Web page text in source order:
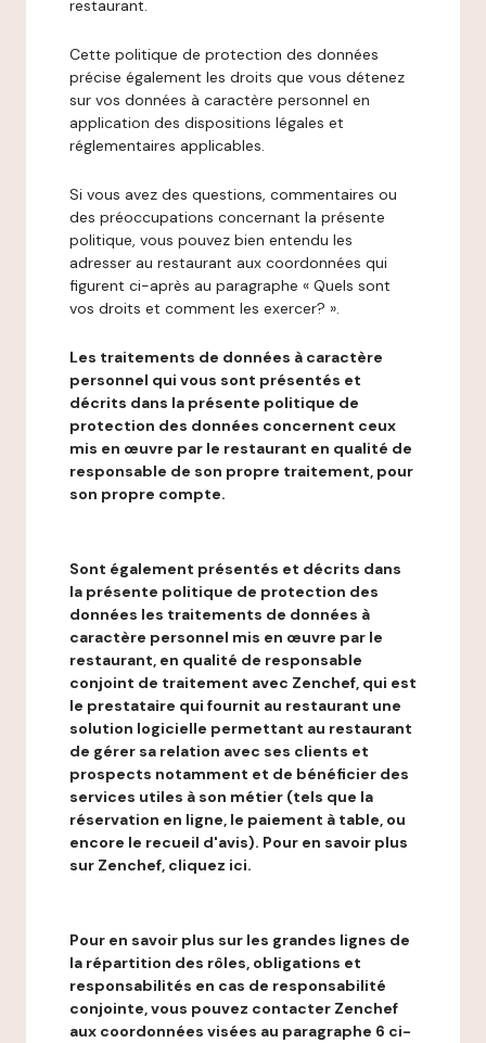
restaurant.
Cette politique de protection des données
précise également les droits que vous détenez
sur vos données à caractère personnel en
application des dispositions légales et
réglementaires applicables.
Si vous avez des questions, commentaires ou
des préoccupations concernant la présente
politique, vous pouvez bien entendu les
adresser au restaurant aux coordonnées qui
figurent ci-après au paragraphe « Quels sont
vos droits et comment les exercer? ».
Les traitements de données à caractère
personnel qui vous sont présentés et
décrits dans la présente politique de
protection des données concernent ceux
mis en œuvre par le restaurant en qualité de
responsable de son propre traitement, pour
son propre compte.
Sont également présentés et décrits dans
la présente politique de protection des
données les traitements de données à
caractère personnel mis en œuvre par le
restaurant, en qualité de responsable
conjoint de traitement avec Zenchef, qui est
le prestataire qui fournit au restaurant une
solution logicielle permettant au restaurant
de gérer sa relation avec ses clients et
prospects notamment et de bénéficier des
services utiles à son métier (tels que la
réservation en ligne, le paiement à table, ou
encore le recueil d'avis). Pour en savoir plus
sur Zenchef, cliquez ici.
Pour en savoir plus sur les grandes lignes de
la répartition des rôles, obligations et
responsabilités en cas de responsabilité
conjointe, vous pouvez contacter Zenchef
aux coordonnées visées au paragraphe 6 ci-